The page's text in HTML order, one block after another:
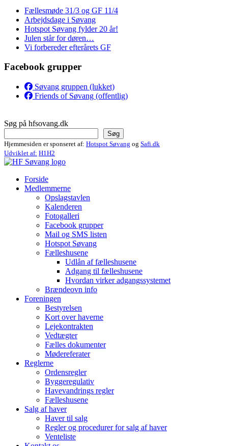
Fællesmøde 31/3 og GF 11/4
Arbejdsdage i Søvang
Hotspot Søvang fylder 20 år!
Julen står for døren…
Vi forbereder efterårets GF
Facebook grupper
Søvang gruppen (lukket)
Friends of Søvang (offentlig)
Søg på hfsovang.dk
Søg
Hjemmesiden er sponseret af: Hotspot Søvang og Safi.dk
Udviklet af: H1H2
Forside
Medlemmerne
Opslagstavlen
Kalenderen
Fotogalleri
Facebook grupper
Mail og SMS listen
Hotspot Søvang
Fælleshusene
Udlån af fælleshusene
Adgang til fælleshusene
Hvordan virker adgangssystemet
Brændeovn info
Foreningen
Bestyrelsen
Kort over haverne
Lejekontrakten
Vedtægter
Fælles dokumenter
Mødereferater
Reglerne
Ordensregler
Byggeregulativ
Havevandrings regler
Fælleshusene
Salg af haver
Haver til salg
Regler og procedurer for salg af haver
Venteliste